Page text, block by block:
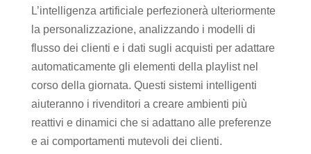
L’intelligenza artificiale perfezionerà ulteriormente
la personalizzazione, analizzando i modelli di
flusso dei clienti e i dati sugli acquisti per adattare
automaticamente gli elementi della playlist nel
corso della giornata. Questi sistemi intelligenti
aiuteranno i rivenditori a creare ambienti più
reattivi e dinamici che si adattano alle preferenze
e ai comportamenti mutevoli dei clienti.